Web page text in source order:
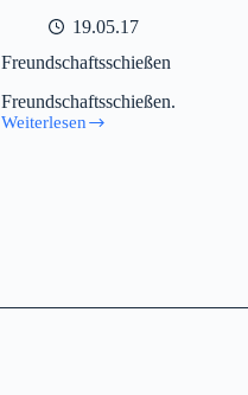
19.05.17
Freundschaftsschießen
Freundschaftsschießen.
Weiterlesen
Freundschaftsschießen